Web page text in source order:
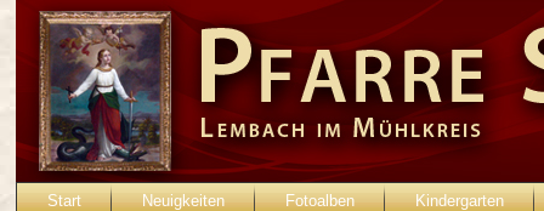
Start Neuigkeiten Fotoalben Kindergarten